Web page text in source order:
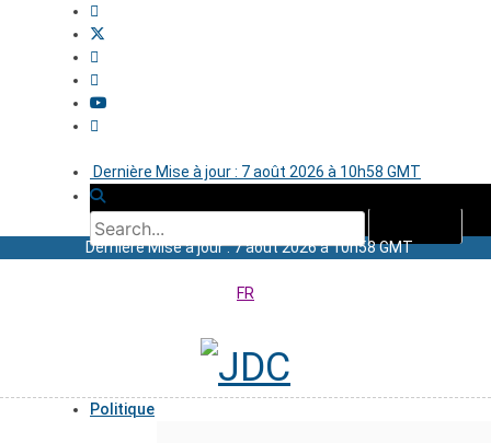
Dernière Mise à jour : 7 août 2026 à 10h58 GMT
Dernière Mise à jour : 7 août 2026 à 10h58 GMT
FR
Politique